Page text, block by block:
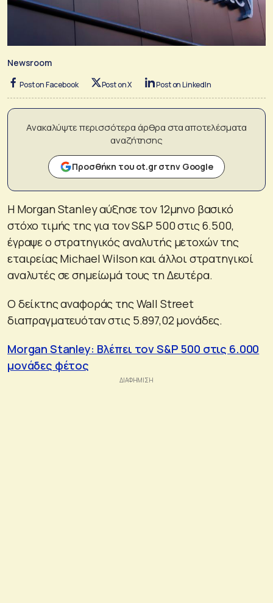
Newsroom
Post on Facebook Post on X Post on LinkedIn
Ανακαλύψτε περισσότερα άρθρα στα αποτελέσματα
αναζήτησης
Προσθήκη του ot.gr στην Google
Η Morgan Stanley αύξησε τον 12μηνο βασικό
στόχο τιμής της για τον S&P 500 στις 6.500,
έγραψε ο στρατηγικός αναλυτής μετοχών της
εταιρείας Michael Wilson και άλλοι στρατηγικοί
αναλυτές σε σημείωμά τους τη Δευτέρα.
Ο δείκτης αναφοράς της Wall Street
διαπραγματευόταν στις 5.897,02 μονάδες.
Morgan Stanley: Βλέπει τον S&P 500 στις 6.000
μονάδες φέτος